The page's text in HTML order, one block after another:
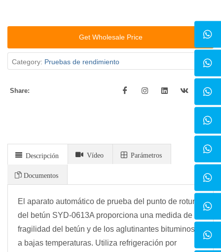
Get Wholesale Price
Category: Pruebas de rendimiento
Share:
Descripción Vídeo Parámetros
Documentos
El aparato automático de prueba del punto de rotura
del betún SYD-0613A proporciona una medida de la
fragilidad del betún y de los aglutinantes bituminosos
a bajas temperaturas. Utiliza refrigeración por